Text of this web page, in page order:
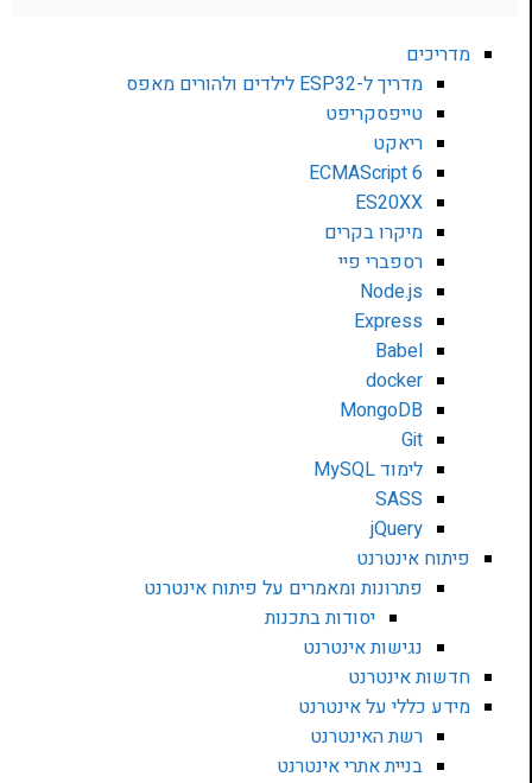
מדריכים
מדריך ל-ESP32 לילדים ולהורים מאפס
טייפסקריפט
ריאקט
ECMAScript 6
ES20XX
מיקרו בקרים
רספברי פיי
Node.js
Express
Babel
docker
MongoDB
Git
לימוד MySQL
SASS
jQuery
פיתוח אינטרנט
פתרונות ומאמרים על פיתוח אינטרנט
יסודות בתכנות
נגישות אינטרנט
חדשות אינטרנט
מידע כללי על אינטרנט
רשת האינטרנט
בניית אתרי אינטרנט